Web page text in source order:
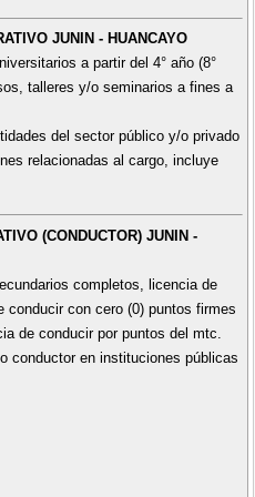
JUNIN - HUANCAYO
a partir del 4° año (8°
talleres y/o seminarios a fines a
del sector público y/o privado
relacionadas al cargo, incluye
(CONDUCTOR) JUNIN -
completos, licencia de
conducir con cero (0) puntos firmes
de conducir por puntos del mtc.
conductor en instituciones públicas